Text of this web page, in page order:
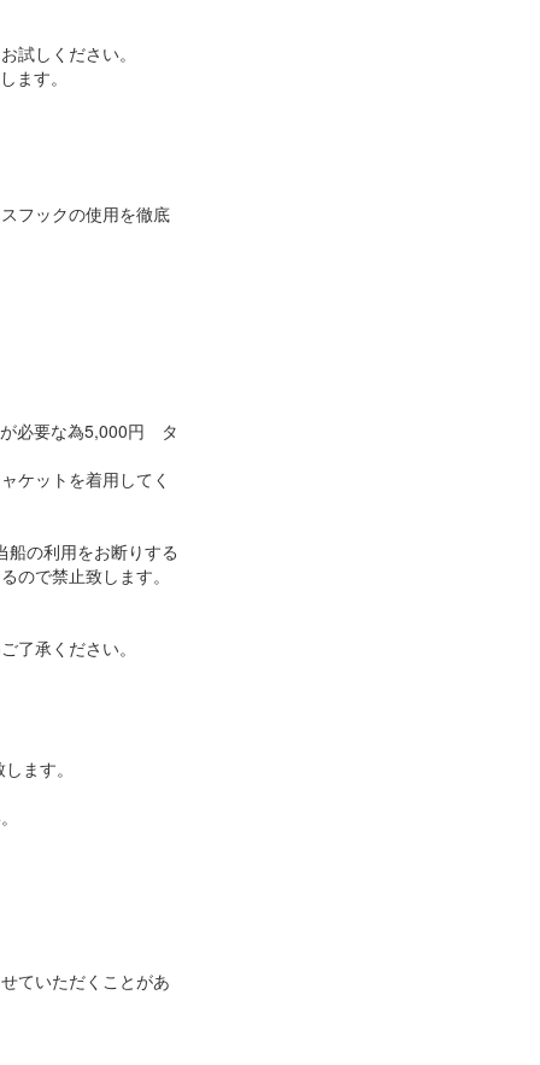
試しください。
ます。
フックの使用を徹底
必要な為5,000円 タ
ケットを着用してく
船の利用をお断りする
ので禁止致します。
了承ください。
ます。
ていただくことがあ